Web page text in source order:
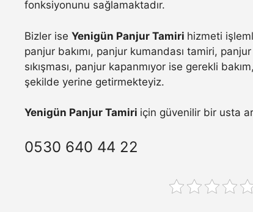
fonksiyonunu sağlamaktadır.
Bizler ise Yenigün Panjur Tamiri hizmeti
panjur bakımı, panjur kumandası tamiri,
sıkışması, panjur kapanmıyor ise gerekli
şekilde yerine getirmekteyiz.
Yenigün Panjur Tamiri için güvenilir bir usta
0530 640 44 22